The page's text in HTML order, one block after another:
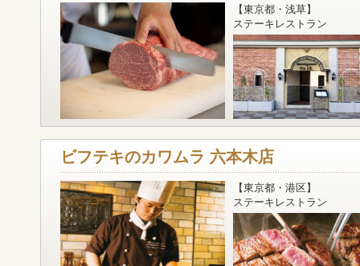
【東京都・浅草】
ステーキレストラン
ビフテキのカワムラ 六本木店
【東京都・港区】
ステーキレストラン